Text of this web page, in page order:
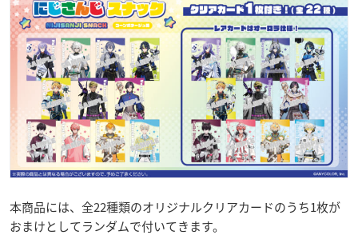
本商品には、全22種類のオリジナルクリアカードのうち1枚が
おまけとしてランダムで付いてきます。